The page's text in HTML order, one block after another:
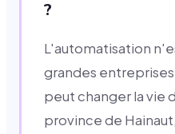
?
L'automatisation
grandes
peut changer la vie
province de